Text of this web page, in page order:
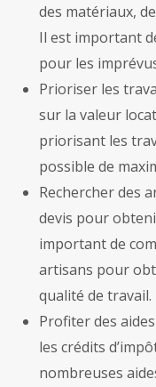
des matériaux,
Il est important
pour les
Prioriser les
sur la valeur
priorisant les
possible de
Rechercher des
devis pour
important de
artisans pour
qualité de travail.
Profiter des
les crédits
nombreuses